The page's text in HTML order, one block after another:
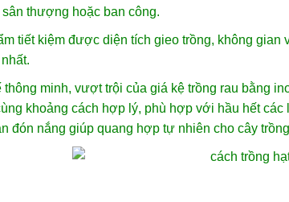
sân thượng hoặc ban công.
tiết kiệm được diện tích gieo trồng, không gian
thông minh, vượt trội của giá kệ trồng rau bằng
khoảng cách hợp lý, phù hợp với hầu hết
đón nắng giúp quang hợp tự nhiên cho cây